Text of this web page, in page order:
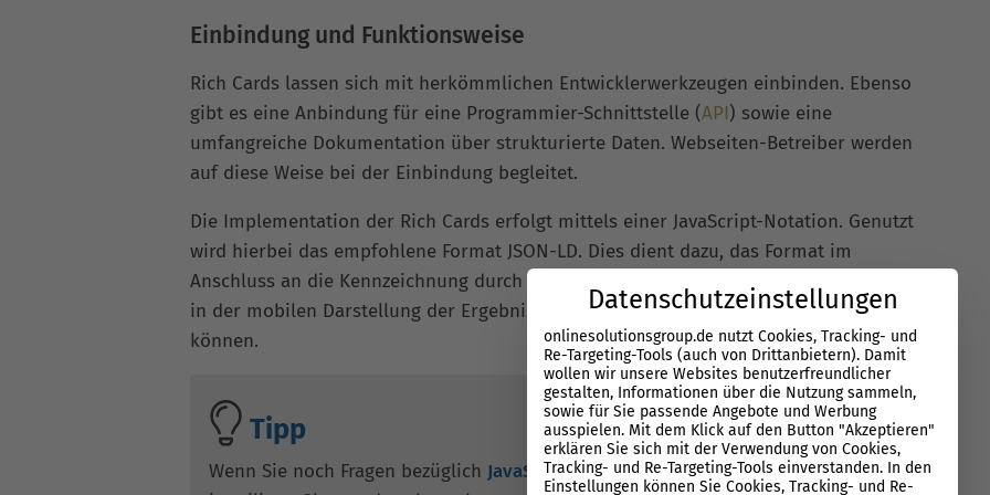
Einbindung und Funktionsweise
Rich Cards lassen sich mit herkömmlichen Entwicklerwerkzeugen einbinden. Ebenso
gibt es eine Anbindung für eine Programmier-Schnittstelle (API) sowie eine
umfangreiche Dokumentation über strukturierte Daten. Webseiten-Betreiber werden
auf diese Weise bei der Einbindung begleitet.
Die Implementation der Rich Cards erfolgt mittels einer JavaScript-Notation. Genutzt
wird hierbei das empfohlene Format JSON-LD. Dies dient dazu, das Format im
Anschluss an die Kennzeichnung durch verlinkte Daten automatisch verarbeiten
in der mobilen Darstellung der Ergebnislisten der Suchmaschine ausspielen zu
können.
Tipp
Wenn Sie noch Fragen bezüglich JavaScripthaben, dann können Sie gerne den
Datenschutzeinstellungen
onlinesolutionsgroup.de nutzt Cookies, Tracking- und
Re-Targeting-Tools (auch von Drittanbietern). Damit
wollen wir unsere Websites benutzerfreundlicher
gestalten, Informationen über die Nutzung sammeln,
sowie für Sie passende Angebote und Werbung
ausspielen. Mit dem Klick auf den Button "Akzeptieren"
erklären Sie sich mit der Verwendung von Cookies,
Tracking- und Re-Targeting-Tools einverstanden. In den
Einstellungen können Sie Cookies, Tracking- und Re-